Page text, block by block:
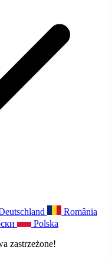
România
Polska
zastrzeżone!